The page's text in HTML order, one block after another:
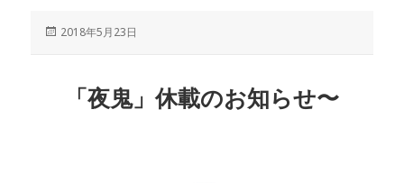
投
2018年5月23日
「夜鬼」休載のお知らせ〜